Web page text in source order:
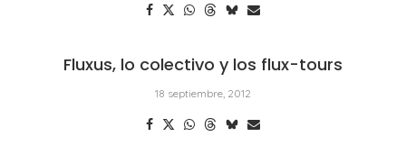
Fluxus, lo colectivo y los flux-tours
18 septiembre, 2012